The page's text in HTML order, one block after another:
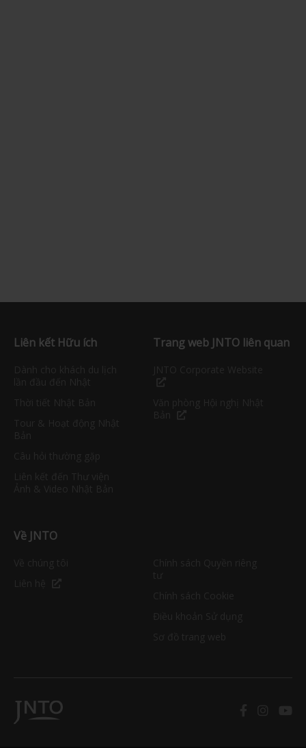
Liên kết Hữu ích Trang web JNTO liên quan
Về JNTO